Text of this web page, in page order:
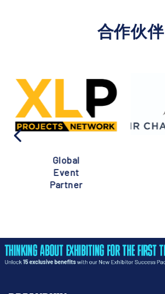
合作伙伴
Global
Event
Partner